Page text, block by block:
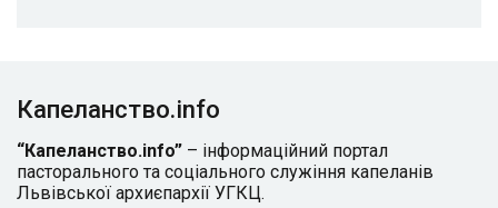
Капеланство.info
“Капеланство.info” – інформаційний портал
пасторального та соціального служіння капеланів
Львівської архиєпархії УГКЦ.